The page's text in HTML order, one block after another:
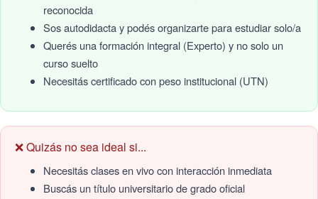
reconocida
Sos autodidacta y podés organizarte para estudiar solo/a
Querés una formación integral (Experto) y no solo un
curso suelto
Necesitás certificado con peso institucional (UTN)
❌ Quizás no sea ideal si...
Necesitás clases en vivo con interacción inmediata
Buscás un título universitario de grado oficial